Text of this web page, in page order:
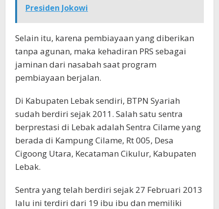
Presiden Jokowi
Selain itu, karena pembiayaan yang diberikan
tanpa agunan, maka kehadiran PRS sebagai
jaminan dari nasabah saat program
pembiayaan berjalan.
Di Kabupaten Lebak sendiri, BTPN Syariah
sudah berdiri sejak 2011. Salah satu sentra
berprestasi di Lebak adalah Sentra Cilame yang
berada di Kampung Cilame, Rt 005, Desa
Cigoong Utara, Kecataman Cikulur, Kabupaten
Lebak.
Sentra yang telah berdiri sejak 27 Februari 2013
lalu ini terdiri dari 19 ibu ibu dan memiliki